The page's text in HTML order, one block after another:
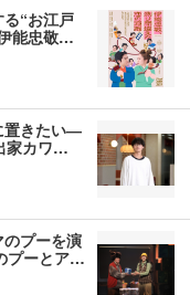
“お江戸
能忠敬…
置きたい―
家カワ…
プーを演
プーとア…